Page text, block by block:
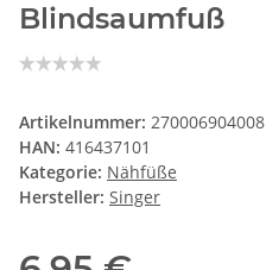
Blindsaumfuß
Artikelnummer: 270006904008
HAN: 416437101
Kategorie: Nähfüße
Hersteller: Singer